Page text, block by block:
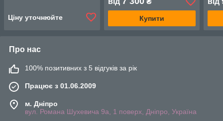
Ціну уточнюйте Купити
Про нас
100% позитивних з 5 відгуків за рік
Працює з 01.06.2009
м. Дніпро
вул. Романа Шухевича 9а, 1 поверх, Дніпро, Україна